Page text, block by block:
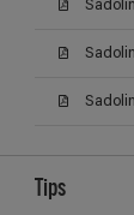
Tips